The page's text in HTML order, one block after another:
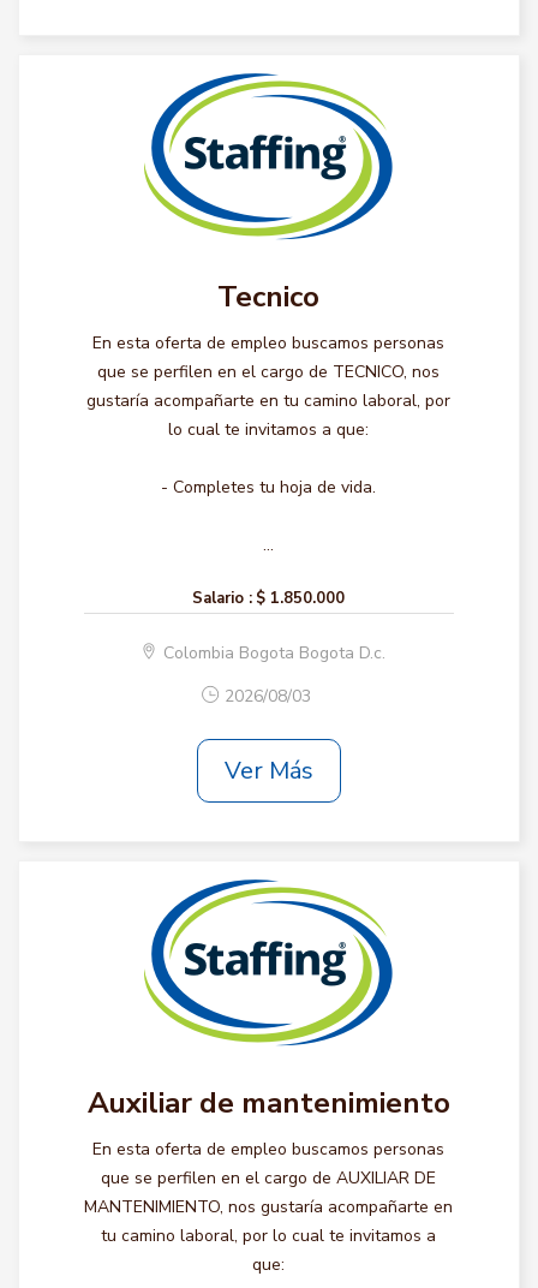
Tecnico
En esta oferta de empleo buscamos personas
que se perfilen en el cargo de TECNICO, nos
gustaría acompañarte en tu camino laboral, por
lo cual te invitamos a que:
- Completes tu hoja de vida.
...
Salario : $ 1.850.000
Colombia Bogota Bogota D.c.
2026/08/03
Ver Más
Auxiliar de mantenimiento
En esta oferta de empleo buscamos personas
que se perfilen en el cargo de AUXILIAR DE
MANTENIMIENTO, nos gustaría acompañarte en
tu camino laboral, por lo cual te invitamos a
que: